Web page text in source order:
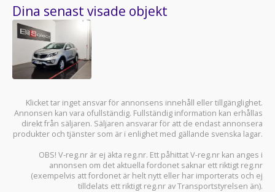
Dina senast visade objekt
Klicket tar inget ansvar för annonsens innehåll eller tillgänglighet.
Annonsen kan vara ofullständig. Fullständig information kan erhållas
direkt från säljaren. Säljaren ansvarar för att de endast annonsera
produkter och tjänster som är i enlighet med gällande svenska lagar.
OBS! V-reg.nr är ej äkta reg.nr. Ett påhittat V-reg.nr kan anges i
annonsen om det aktuella fordonet saknar ett riktigt reg.nr
(exempelvis att fordonet är helt nytt eller har importerats och ej
tilldelats ett riktigt reg.nr av Transportstyrelsen än).